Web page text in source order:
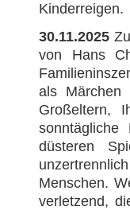
Kinderreigen.
30.11.2025
von Hans
als
Großeltern,
düsteren
Menschen.
verletzend,